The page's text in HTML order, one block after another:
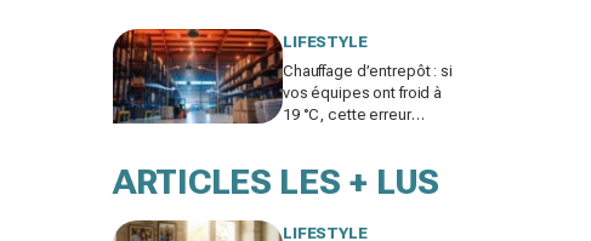
change tout
LIFESTYLE
Chauffage d’entrepôt : si
vos équipes ont froid à
19 °C, cette erreur
ARTICLES LES + LUS
LIFESTYLE